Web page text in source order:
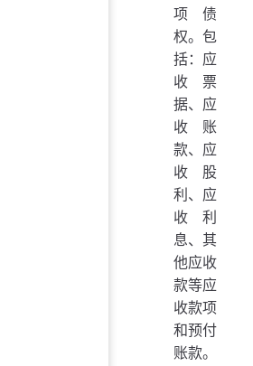
项债
权。包
括：应
收票
据、应
收账
款、应
收股
利、应
收利
息、其
他应收
款等应
收款项
和预付
账款。